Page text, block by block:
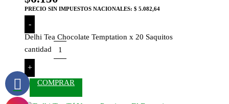
PRECIO SIN IMPUESTOS NACIONALES: $ 5.082,64
-
Delhi Tea Chocolate Temptation x 20 Saquitos
cantidad
+
COMPRAR